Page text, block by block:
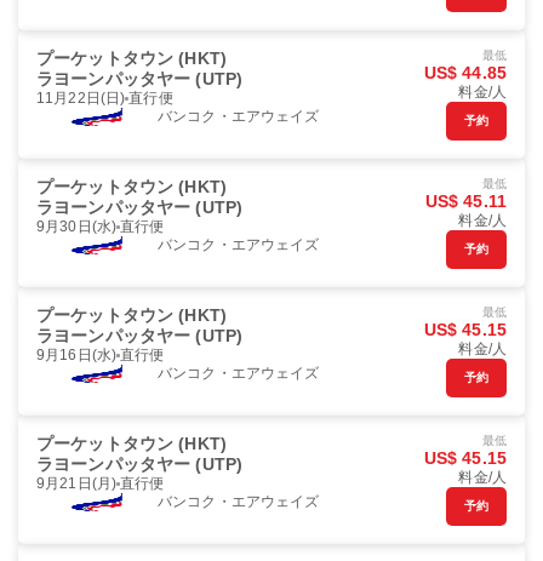
プーケットタウン (HKT)
ラヨーンパッタヤー (UTP)
11月22日(日) 直行便
バンコク・エアウェイズ
最低
US$ 44.85
料金/人
予約
プーケットタウン (HKT)
ラヨーンパッタヤー (UTP)
9月30日(水) 直行便
バンコク・エアウェイズ
最低
US$ 45.11
料金/人
予約
プーケットタウン (HKT)
ラヨーンパッタヤー (UTP)
9月16日(水) 直行便
バンコク・エアウェイズ
最低
US$ 45.15
料金/人
予約
プーケットタウン (HKT)
ラヨーンパッタヤー (UTP)
9月21日(月) 直行便
バンコク・エアウェイズ
最低
US$ 45.15
料金/人
予約